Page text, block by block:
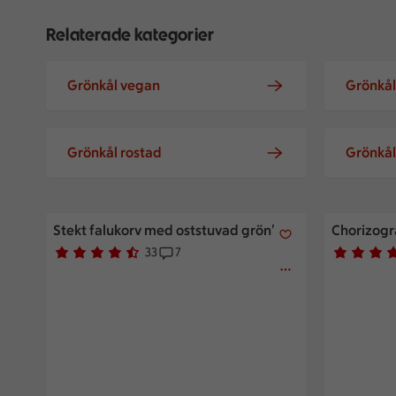
Relaterade kategorier
Grönkål vegan
Grönkål rostad
Stekt falukorv med oststuvad grönkål
Betyg 4.1 av 5. 33
33 personer har röstatReceptet har 7 kommentarer
7
Stekt falukorv med oststuvad grönkål
Betyg 4
19